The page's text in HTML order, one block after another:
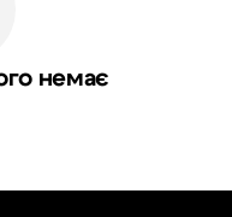
немає